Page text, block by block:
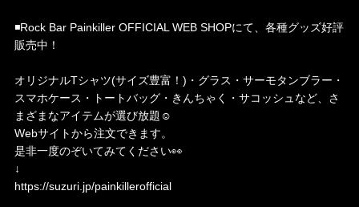
◾️Rock Bar Painkiller OFFICIAL WEB SHOPにて、各種グッズ好評
販売中！
オリジナルTシャツ(サイズ豊富！)・グラス・サーモタンブラー・
スマホケース・トートバッグ・きんちゃく・サコッシュなど、さ
まざまなアイテムが選び放題☺️
Webサイトから注文できます。
是非一度のぞいてみてください👀
↓
https://suzuri.jp/painkillerofficial